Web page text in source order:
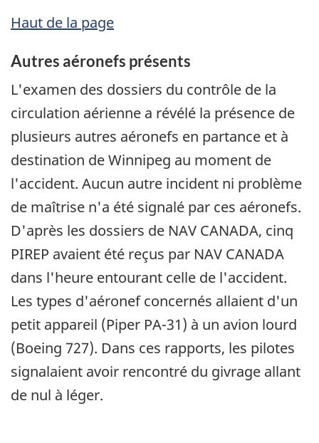
Haut de la page
Autres aéronefs présents
L'examen des dossiers du contrôle de la
circulation aérienne a révélé la présence de
plusieurs autres aéronefs en partance et à
destination de Winnipeg au moment de
l'accident. Aucun autre incident ni problème
de maîtrise n'a été signalé par ces aéronefs.
D'après les dossiers de NAV CANADA, cinq
PIREP avaient été reçus par NAV CANADA
dans l'heure entourant celle de l'accident.
Les types d'aéronef concernés allaient d'un
petit appareil (Piper PA-31) à un avion lourd
(Boeing 727). Dans ces rapports, les pilotes
signalaient avoir rencontré du givrage allant
de nul à léger.